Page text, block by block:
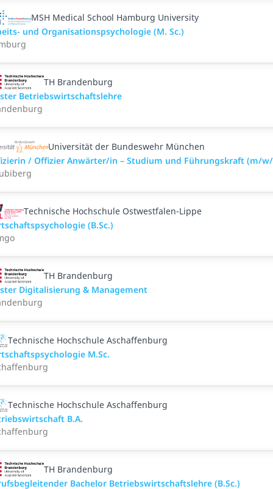
MSH Medical School Hamburg University
und Organisationspsychologie (M. Sc.)
TH Brandenburg
Betriebswirtschaftslehre
Universität der Bundeswehr München
/ Offizier Anwärter/in – Studium und Führungskraft (m/
Technische Hochschule Ostwestfalen-Lippe
(B.Sc.)
TH Brandenburg
Digitalisierung & Management
Technische Hochschule Aschaffenburg
M.Sc.
Technische Hochschule Aschaffenburg
B.A.
TH Brandenburg
Bachelor Betriebswirtschaftslehre (B.Sc.)